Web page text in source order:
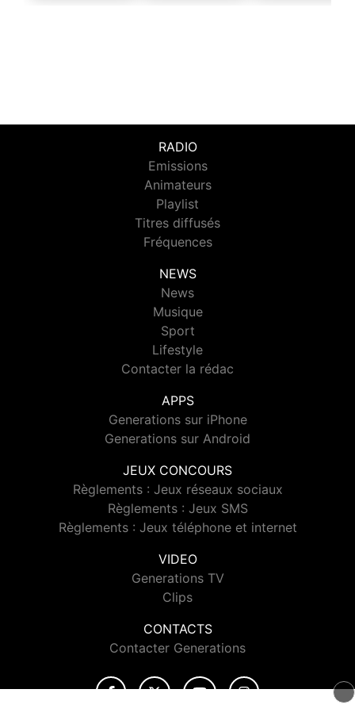
RADIO
Emissions
Animateurs
Playlist
Titres diffusés
Fréquences
NEWS
News
Musique
Sport
Lifestyle
Contacter la rédac
APPS
Generations sur iPhone
Generations sur Android
JEUX CONCOURS
Règlements : Jeux réseaux sociaux
Règlements : Jeux SMS
Règlements : Jeux téléphone et internet
VIDEO
Generations TV
Clips
CONTACTS
Contacter Generations